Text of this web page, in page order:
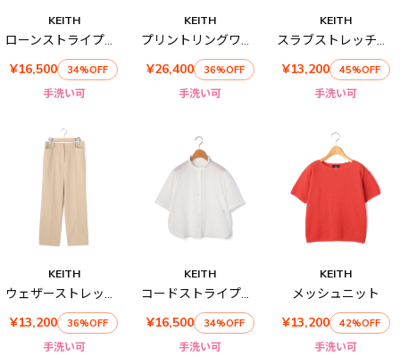
KEITH
ローンストライプハーフスリーブブラウス
¥16,500
34%OFF
手洗い可
KEITH
プリントリングワンピース
¥26,400
36%OFF
手洗い可
KEITH
スラブストレッチスカート
¥13,200
45%OFF
手洗い可
KEITH
ウェザーストレッチパンツ
¥13,200
36%OFF
手洗い可
KEITH
コードストライプハーフスリーブブラウス
¥16,500
34%OFF
手洗い可
KEITH
メッシュニット
¥13,200
42%OFF
手洗い可